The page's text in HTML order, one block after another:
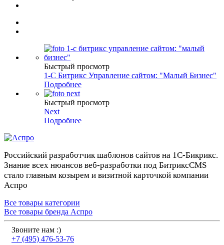
Быстрый просмотр
1-C Битрикс Управление сайтом: "Малый Бизнес"
Подробнее
Быстрый просмотр
Next
Подробнее
Российский разработчик шаблонов сайтов на 1С-Бикрикс.
Знание всех нюансов веб-разработки под БитриксCMS
стало главным козырем и визитной карточкой компании
Аспро
Все товары категории
Все товары бренда Аспро
Звоните нам :)
+7 (495) 476-53-76